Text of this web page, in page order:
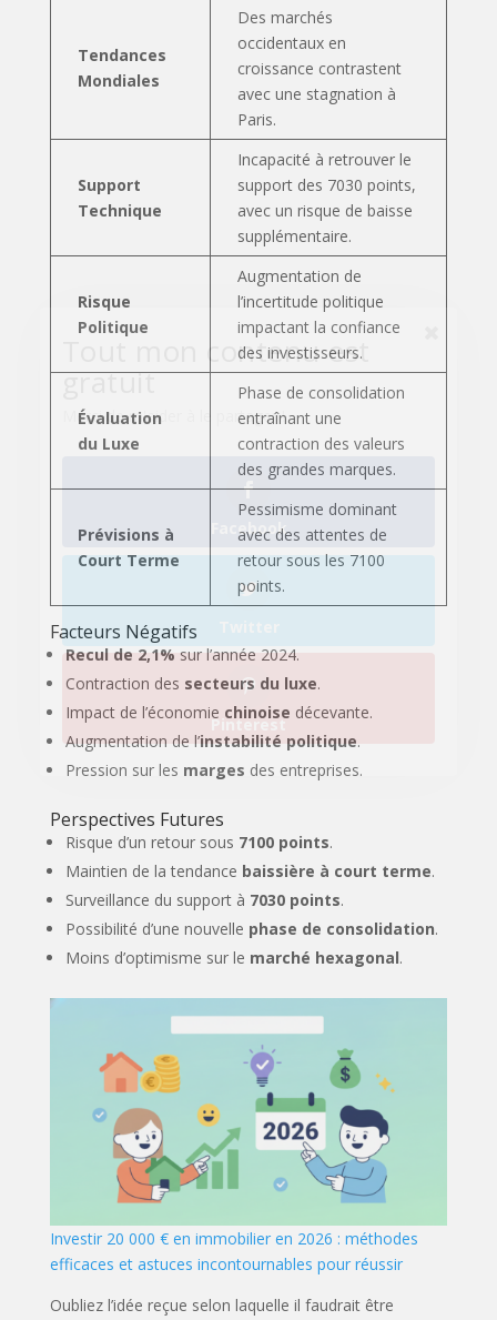
Tendances
Mondiales
Des marchés
occidentaux en
croissance contrastent
avec une stagnation à
Paris.
Support
Technique
Incapacité à retrouver le
support des 7030 points,
avec un risque de baisse
supplémentaire.
Risque
Politique
Augmentation de
l’incertitude politique
impactant la confiance
des investisseurs.
Évaluation
du Luxe
Phase de consolidation
entraînant une
contraction des valeurs
des grandes marques.
Prévisions à
Court Terme
Pessimisme dominant
avec des attentes de
retour sous les 7100
points.
Facteurs Négatifs
Recul de 2,1% sur l’année 2024.
Contraction des secteurs du luxe.
Impact de l’économie chinoise décevante.
Augmentation de l’instabilité politique.
Pression sur les marges des entreprises.
Perspectives Futures
Risque d’un retour sous 7100 points.
Maintien de la tendance baissière à court terme.
Surveillance du support à 7030 points.
Possibilité d’une nouvelle phase de consolidation.
Moins d’optimisme sur le marché hexagonal.
Investir 20 000 € en immobilier en 2026 : méthodes
efficaces et astuces incontournables pour réussir
Oubliez l’idée reçue selon laquelle il faudrait être
Tout mon contenu est
gratuit
Merci de m'aider à le partager !
Facebook
Twitter
Pinterest